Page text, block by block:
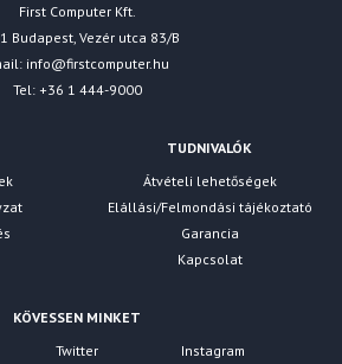
First Computer Kft.
Budapest, Vezér utca 83/B
info@firstcomputer.hu
Tel: +36 1 444-9000
TUDNIVALÓK
Átvételi lehetőségek
Elállási/Felmondási tájékoztató
Garancia
Kapcsolat
KÖVESSEN MINKET
Twitter Instagram